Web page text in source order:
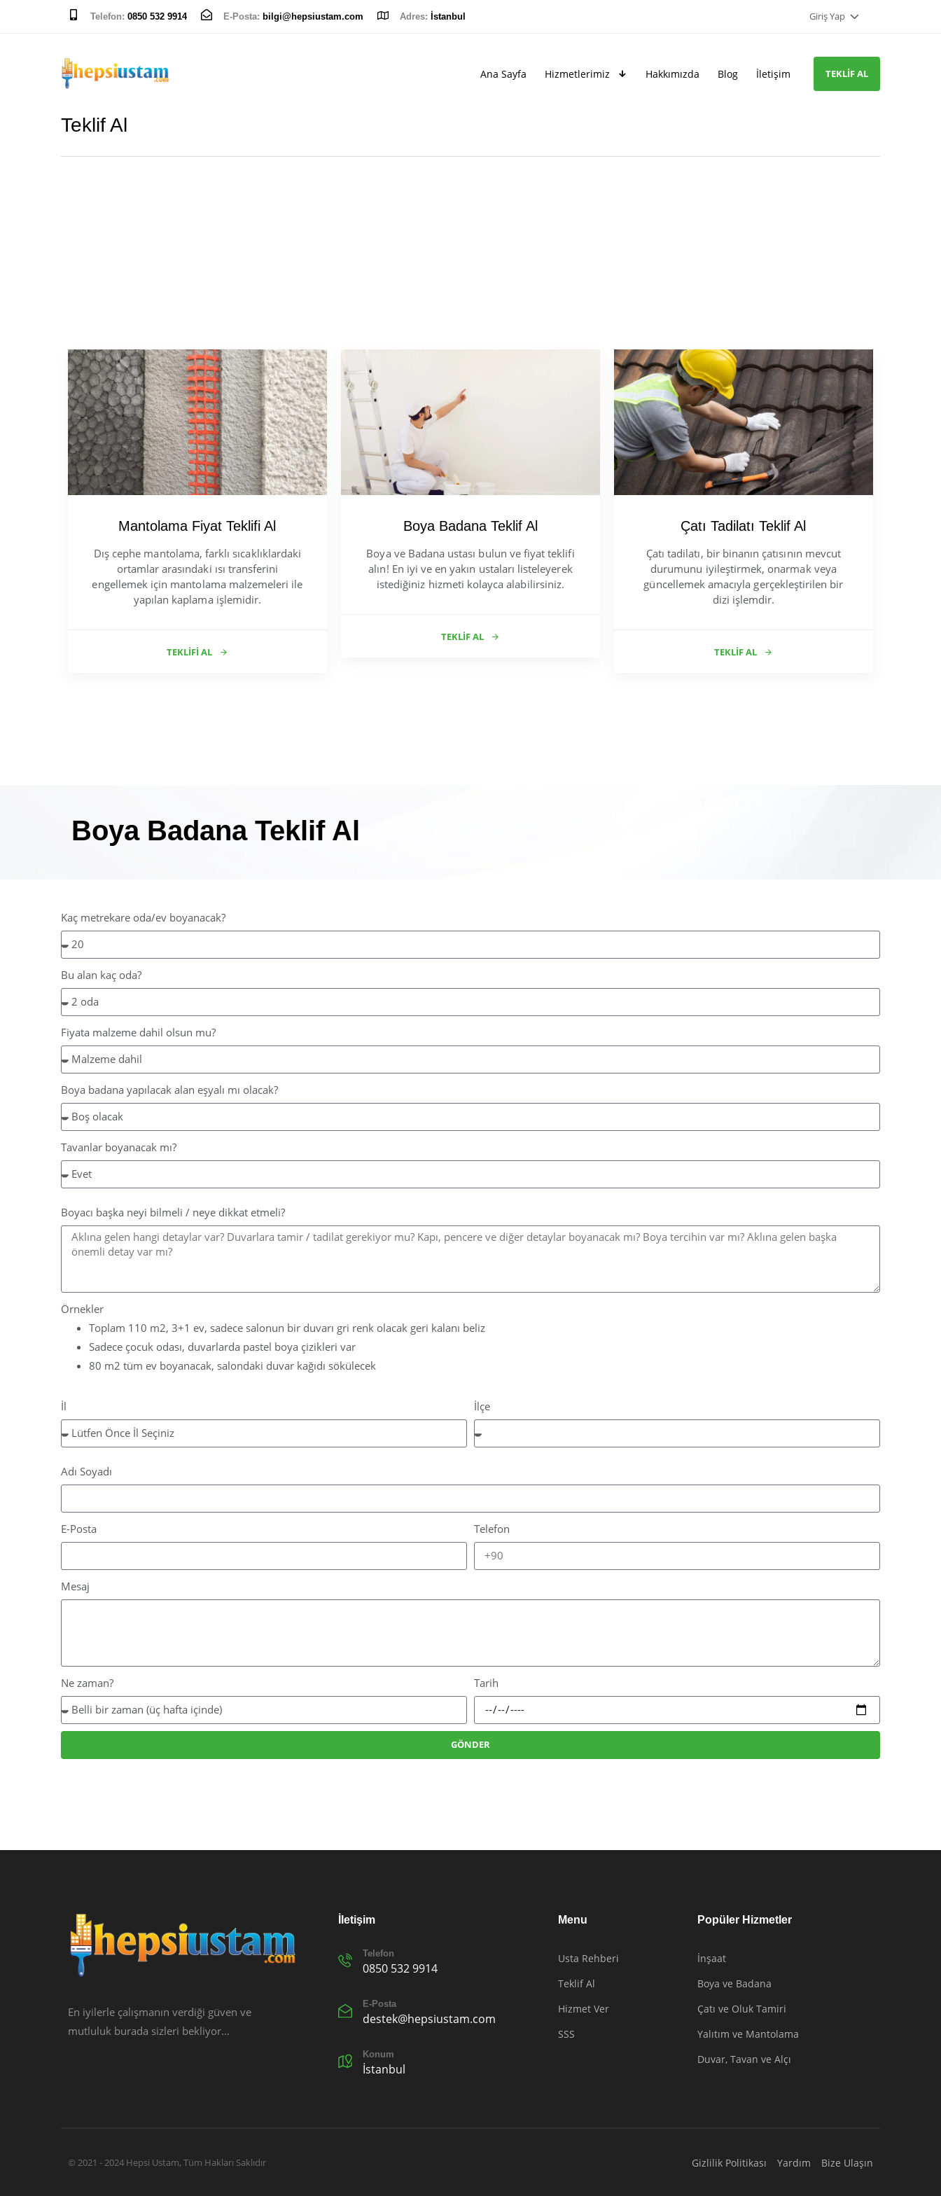
Telefon: 0850 532 9914 E-Posta: bilgi@hepsiustam.com Adres: İstanbul Giriş Yap
Ana Sayfa Hizmetlerimiz Hakkımızda Blog İletişim TEKLIF AL
Teklif Al
Mantolama Fiyat Teklifi Al
Dış cephe mantolama, farklı sıcaklıklardaki
ortamlar arasındaki ısı transferini
engellemek için mantolama malzemeleri ile
yapılan kaplama işlemidir.
TEKLIFI AL
Boya Badana Teklif Al
Boya ve Badana ustası bulun ve fiyat teklifi
alın! En iyi ve en yakın ustaları listeleyerek
istediğiniz hizmeti kolayca alabilirsiniz.
TEKLIF AL
Çatı Tadilatı Teklif Al
Çatı tadilatı, bir binanın çatısının mevcut
durumunu iyileştirmek, onarmak veya
güncellemek amacıyla gerçekleştirilen bir
dizi işlemdir.
TEKLIF AL
Boya Badana Teklif Al
Kaç metrekare oda/ev boyanacak?
Bu alan kaç oda?
Fiyata malzeme dahil olsun mu?
Boya badana yapılacak alan eşyalı mı olacak?
Tavanlar boyanacak mı?
Boyacı başka neyi bilmeli / neye dikkat etmeli?
Örnekler
Toplam 110 m2, 3+1 ev, sadece salonun bir duvarı gri renk olacak geri kalanı beliz
Sadece çocuk odası, duvarlarda pastel boya çizikleri var
80 m2 tüm ev boyanacak, salondaki duvar kağıdı sökülecek
İl İlçe
Adı Soyadı
E-Posta Telefon
Mesaj
Ne zaman? Tarih
GÖNDER
En iyilerle çalışmanın verdiği güven ve
mutluluk burada sizleri bekliyor…
İletişim
Telefon
0850 532 9914
E-Posta
destek@hepsiustam.com
Konum
İstanbul
Menu
Usta Rehberi
Teklif Al
Hizmet Ver
SSS
Popüler Hizmetler
İnşaat
Boya ve Badana
Çatı ve Oluk Tamiri
Yalıtım ve Mantolama
Duvar, Tavan ve Alçı
© 2021 - 2024 Hepsi Ustam, Tüm Hakları Saklıdır Gizlilik Politikası Yardım Bize Ulaşın